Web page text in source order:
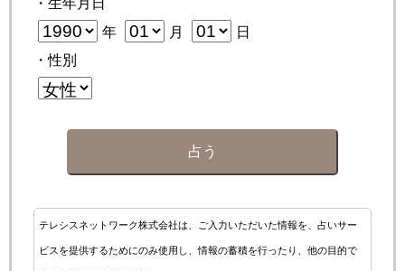
・生年月日
年 月
日
・性別
占う
テレシスネットワーク株式会社は、ご入力いただいた情報を、占いサー
ビスを提供するためにのみ使用し、情報の蓄積を行ったり、他の目的で